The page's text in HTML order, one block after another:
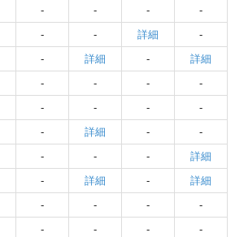
- - -
-
- - 詳細
-
- 詳細 -
詳細
- - -
-
- - -
-
- 詳細 -
-
- - -
詳細
- 詳細 -
詳細
- - -
-
- - -
-